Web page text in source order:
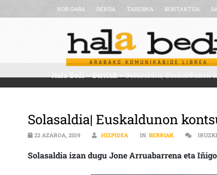
NOR GARA DENDA TABERNA KONTAKTUA
Hala Bedi>Berriak>Solasaldia| Euskaldunon
Solasaldia| Euskaldunon
22 AZAROA, 2019 HIZPIDEA IN BERRIAK
Solasaldia izan dugu Jone Arruabarrena eta